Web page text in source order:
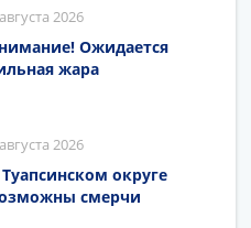
2026
Ожидается
жара
2026
округе
смерчи